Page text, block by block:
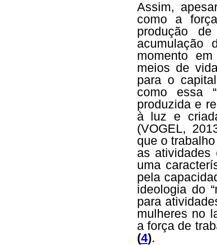
Assim,
como a
produção
momento
meios de
para o
como essa
produzida e
à luz e
(VOGEL,
que o
as atividades
uma
pela
ideologia do
para
mulheres no
a força de
(4).